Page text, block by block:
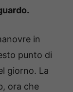
in
punto di
giorno. La
ora che